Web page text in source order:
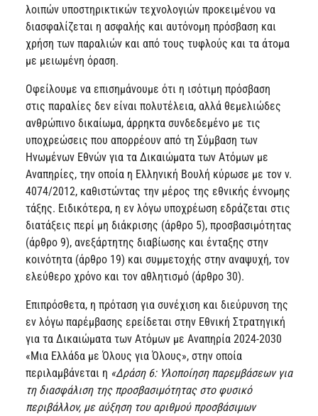
λοιπών υποστηρικτικών τεχνολογιών προκειμένου να
διασφαλίζεται η ασφαλής και αυτόνομη πρόσβαση και
χρήση των παραλιών και από τους τυφλούς και τα άτομα
με μειωμένη όραση.
Οφείλουμε να επισημάνουμε ότι η ισότιμη πρόσβαση
στις παραλίες δεν είναι πολυτέλεια, αλλά θεμελιώδες
ανθρώπινο δικαίωμα, άρρηκτα συνδεδεμένο με τις
υποχρεώσεις που απορρέουν από τη Σύμβαση των
Ηνωμένων Εθνών για τα Δικαιώματα των Ατόμων με
Αναπηρίες, την οποία η Ελληνική Βουλή κύρωσε με τον ν.
4074/2012, καθιστώντας την μέρος της εθνικής έννομης
τάξης. Ειδικότερα, η εν λόγω υποχρέωση εδράζεται στις
διατάξεις περί μη διάκρισης (άρθρο 5), προσβασιμότητας
(άρθρο 9), ανεξάρτητης διαβίωσης και ένταξης στην
κοινότητα (άρθρο 19) και συμμετοχής στην αναψυχή, τον
ελεύθερο χρόνο και τον αθλητισμό (άρθρο 30).
Επιπρόσθετα, η πρόταση για συνέχιση και διεύρυνση της
εν λόγω παρέμβασης ερείδεται στην Εθνική Στρατηγική
για τα Δικαιώματα των Ατόμων με Αναπηρία 2024-2030
«Μια Ελλάδα με Όλους για Όλους», στην οποία
περιλαμβάνεται η «Δράση 6: Υλοποίηση παρεμβάσεων για
τη διασφάλιση της προσβασιμότητας στο φυσικό
περιβάλλον, με αύξηση του αριθμού προσβάσιμων